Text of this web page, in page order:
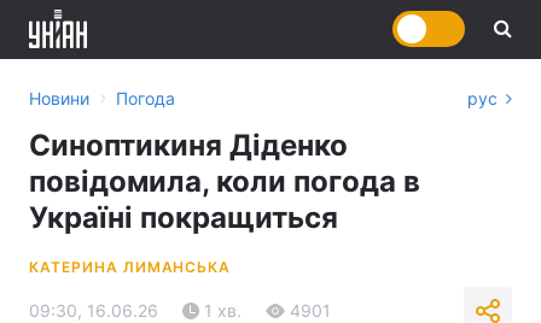
Новини › Погода рус
Синоптикиня Діденко
повідомила, коли погода в
Україні покращиться
КАТЕРИНА ЛИМАНСЬКА
09:30, 16.06.26 1 хв. 4901